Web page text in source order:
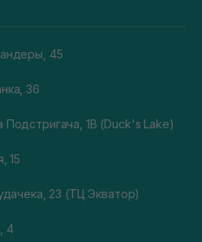
45
36
Подстригача, 1В (Duck's Lake)
15
23 (ТЦ Экватор)
4